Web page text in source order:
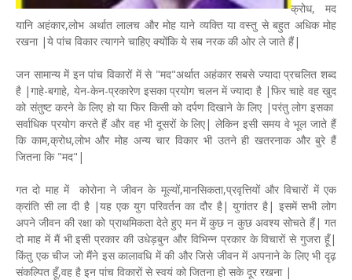
क्रोध, मद
यानि अहंकार,लोभ अर्थात लालच और मोह याने व्यक्ति या वस्तु से बहुत अधिक मोह
रखना |ये पांच विकार त्यागने चाहिए क्योंकि ये सब नरक की ओर ले जाते हैं|
जन सामान्य में इन पांच विकारों में से "मद"अर्थात अहंकार सबसे ज्यादा प्रचलित शब्द
है |गाहे-बगाहे, येन-केन-प्रकारेण इसका प्रयोग चलन में ज्यादा है |फिर चाहे वह खुद
को संतुष्ट करने के लिए हो या फिर किसी को दर्पण दिखाने के लिए |परंतु लोग इसका
सर्वाधिक प्रयोग करते हैं और वह भी दूसरों के लिए| लेकिन इसी समय वे भूल जाते हैं
कि काम,क्रोध,लोभ और मोह अन्य चार विकार भी उतने ही खतरनाक और बुरे हैं
जितना कि "मद"|
गत दो माह में कोरोना ने जीवन के मूल्यों,मानसिकता,प्रवृत्तियों और विचारों में एक
क्रांति सी ला दी है |यह एक युग परिवर्तन का दौर है| युगांतर है| इसमें सभी लोग
अपने जीवन की रक्षा को प्राथमिकता देते हुए मन में कुछ न कुछ अवश्य सोचते हैं| गत
दो माह में मैं भी इसी प्रकार की उधेड़बुन और विभिन्न प्रकार के विचारों से गुजरा हूँ|
किंतु एक चीज जो मैंने इस कालावधि में की और जिसे जीवन में अपनाने के लिए भी दृढ़
संकल्पित हूँ,वह है इन पांच विकारों से स्वयं को जितना हो सके दूर रखना |